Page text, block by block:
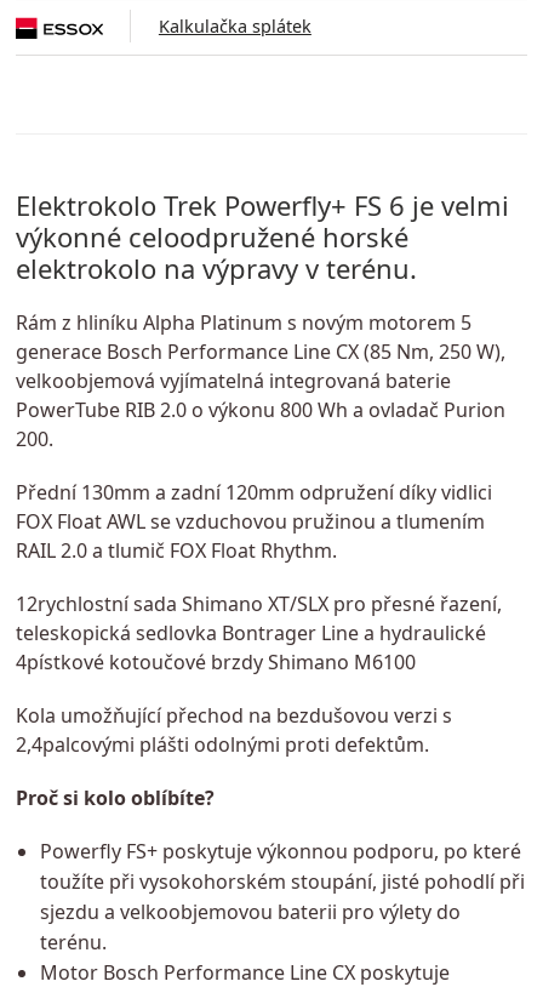
Kalkulačka splátek
Elektrokolo Trek Powerfly+ FS 6 je velmi
výkonné celoodpružené horské
elektrokolo na výpravy v terénu.
Rám z hliníku Alpha Platinum s novým motorem 5
generace Bosch Performance Line CX (85 Nm, 250 W),
velkoobjemová vyjímatelná integrovaná baterie
PowerTube RIB 2.0 o výkonu 800 Wh a ovladač Purion
200.
Přední 130mm a zadní 120mm odpružení díky vidlici
FOX Float AWL se vzduchovou pružinou a tlumením
RAIL 2.0 a tlumič FOX Float Rhythm.
12rychlostní sada Shimano XT/SLX pro přesné řazení,
teleskopická sedlovka Bontrager Line a hydraulické
4pístkové kotoučové brzdy Shimano M6100
Kola umožňující přechod na bezdušovou verzi s
2,4palcovými plášti odolnými proti defektům.
Proč si kolo oblíbíte?
Powerfly FS+ poskytuje výkonnou podporu, po které
toužíte při vysokohorském stoupání, jisté pohodlí při
sjezdu a velkoobjemovou baterii pro výlety do
terénu.
Motor Bosch Performance Line CX poskytuje